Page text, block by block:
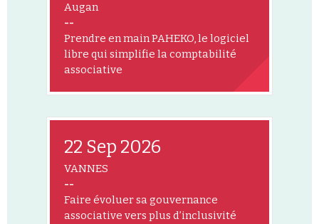
Augan
--
Prendre en main PAHEKO, le logiciel
libre qui simplifie la comptabilité
associative
22 Sep 2026
VANNES
--
Faire évoluer sa gouvernance
associative vers plus d’inclusivité